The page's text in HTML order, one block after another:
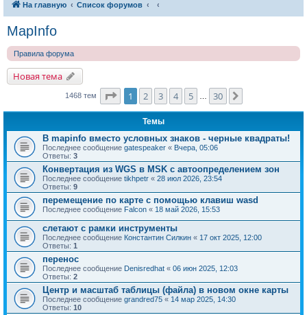
На главную Список форумов
MapInfo
Правила форума
Новая тема
1468 тем Страница1 из
1 2 3 4 5 30
Темы
В mapinfo вместо условных знаков - черные квадраты!
Последнее сообщение gatespeaker « Вчера, 05:06
Ответы: 3
Конвертация из WGS в MSK с автоопределением зон
Последнее сообщение tikhpetr « 28 июл 2026, 23:54
Ответы: 9
перемещение по карте с помощью клавиш wasd
Последнее сообщение Falcon « 18 май 2026, 15:53
слетают с рамки инструменты
Последнее сообщение Константин Силкин « 17 окт 2025, 12:00
Ответы: 1
перенос
Последнее сообщение Denisredhat « 06 июн 2025, 12:03
Ответы: 2
Центр и масштаб таблицы (файла) в новом окне карты
Последнее сообщение grandred75 « 14 мар 2025, 14:30
Ответы: 10